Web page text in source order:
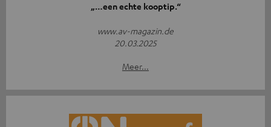
„…een echte kooptip.“
www.av-magazin.de
20.03.2025
Meer...